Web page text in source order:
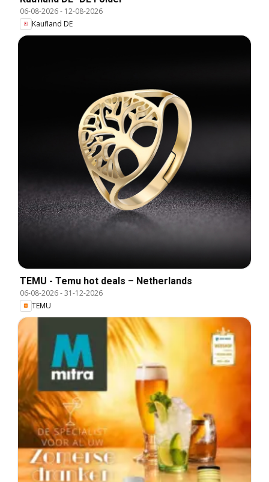
06-08-2026- 12-08-2026
Kaufland DE
TEMU - Temu hot deals – Netherlands
06-08-2026-31-12-2026
TEMU